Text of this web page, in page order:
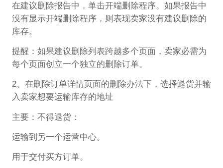
在建议删除报告中，单击开端删除程序。如果报告中
没有显示开端删除程序，则表现卖家没有建议删除的
库存。
提醒：如果建议删除列表跨越多个页面，卖家必需为
每个页面创立一个独立的删除订单。
2、在删除订单详情页面的删除办法下，选择退货并输
入卖家想要运输库存的地址
主要：不得退货：
运输到另一个运营中心。
用于交付买方订单。